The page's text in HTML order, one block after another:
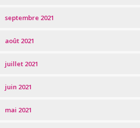
septembre 2021
août 2021
juillet 2021
juin 2021
mai 2021